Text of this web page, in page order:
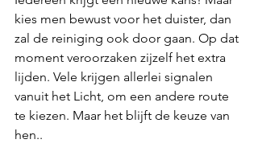
kies men bewust voor het duister, dan
zal de reiniging ook door gaan. Op dat
moment veroorzaken zijzelf het extra
lijden. Vele krijgen allerlei signalen
vanuit het Licht, om een andere route
te kiezen. Maar het blijft de keuze van
hen..